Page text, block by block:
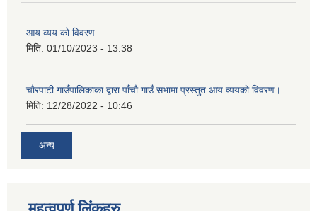
आय व्यय को विवरण
मिति: 01/10/2023 - 13:38
चाैरपाटी गाउँपालिकाका द्वारा पाँचाै गाउँ सभामा प्रस्तुत आय व्ययकाे विवरण।
मिति: 12/28/2022 - 10:46
अन्य